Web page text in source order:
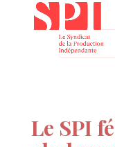
Le SPI